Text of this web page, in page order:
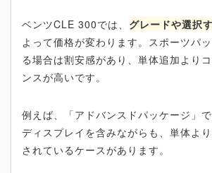
ベンツCLE 300では、 グレードや選択
よって価格が変わります。スポーツパ
る場合は割安感があり、単体追加より
ンスが高いです。
例えば、「アドバンスドパッケージ」
ディスプレイを含みながらも、単体よ
されているケースがあります。